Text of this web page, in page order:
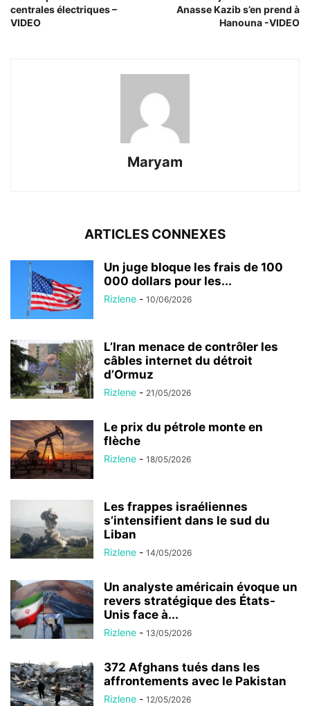
centrales électriques –
VIDEO
Anasse Kazib s’en prend à
Hanouna -VIDEO
Maryam
ARTICLES CONNEXES
Un juge bloque les frais de 100
000 dollars pour les...
Rizlene - 10/06/2026
L’Iran menace de contrôler les
câbles internet du détroit
d’Ormuz
Rizlene - 21/05/2026
Le prix du pétrole monte en
flèche
Rizlene - 18/05/2026
Les frappes israéliennes
s’intensifient dans le sud du
Liban
Rizlene - 14/05/2026
Un analyste américain évoque un
revers stratégique des États-
Unis face à...
Rizlene - 13/05/2026
372 Afghans tués dans les
affrontements avec le Pakistan
Rizlene - 12/05/2026